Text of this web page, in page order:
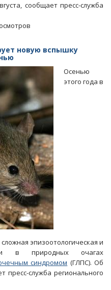
сообщает пресс-служба
новую вспышку
Осенью
этого года в
эпизоотологическая и
в природных очагах
синдромом (ГЛПС). Об
пресс-служба регионального